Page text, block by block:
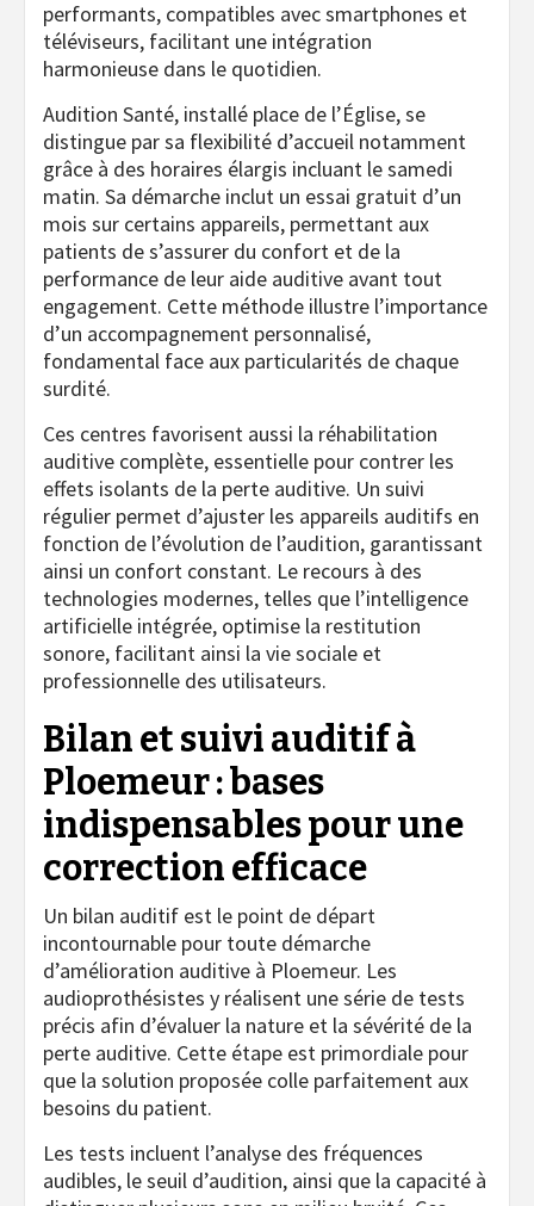
performants, compatibles avec smartphones et
téléviseurs, facilitant une intégration
harmonieuse dans le quotidien.
Audition Santé, installé place de l’Église, se
distingue par sa flexibilité d’accueil notamment
grâce à des horaires élargis incluant le samedi
matin. Sa démarche inclut un essai gratuit d’un
mois sur certains appareils, permettant aux
patients de s’assurer du confort et de la
performance de leur aide auditive avant tout
engagement. Cette méthode illustre l’importance
d’un accompagnement personnalisé,
fondamental face aux particularités de chaque
surdité.
Ces centres favorisent aussi la réhabilitation
auditive complète, essentielle pour contrer les
effets isolants de la perte auditive. Un suivi
régulier permet d’ajuster les appareils auditifs en
fonction de l’évolution de l’audition, garantissant
ainsi un confort constant. Le recours à des
technologies modernes, telles que l’intelligence
artificielle intégrée, optimise la restitution
sonore, facilitant ainsi la vie sociale et
professionnelle des utilisateurs.
Bilan et suivi auditif à
Ploemeur : bases
indispensables pour une
correction efficace
Un bilan auditif est le point de départ
incontournable pour toute démarche
d’amélioration auditive à Ploemeur. Les
audioprothésistes y réalisent une série de tests
précis afin d’évaluer la nature et la sévérité de la
perte auditive. Cette étape est primordiale pour
que la solution proposée colle parfaitement aux
besoins du patient.
Les tests incluent l’analyse des fréquences
audibles, le seuil d’audition, ainsi que la capacité à